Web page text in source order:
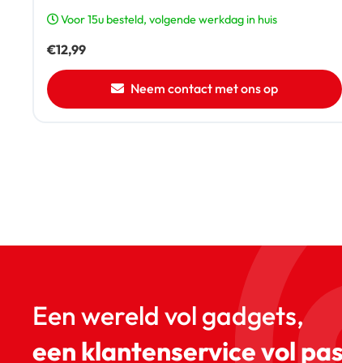
Voor 15u besteld, volgende werkdag in huis
€12,99
Neem contact met ons op
Een wereld vol gadgets,
een klantenservice vol